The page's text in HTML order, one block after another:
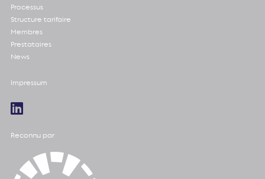
Processus
Structure tarifaire
Membres
Prestataires
News
Impressum
Reconnu par